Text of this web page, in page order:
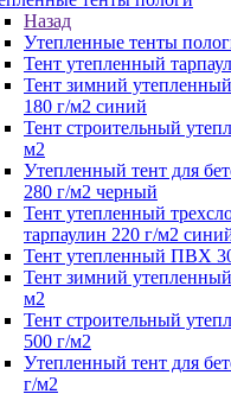
Назад
Утепленные тенты
Тент утепленный
Тент зимний
180 г/м2 синий
Тент строительный
м2
Утепленный тент для
280 г/м2 черный
Тент утепленный
тарпаулин 220 г/м2
Тент утепленный ПВХ
Тент зимний
м2
Тент строительный
500 г/м2
Утепленный тент для
г/м2